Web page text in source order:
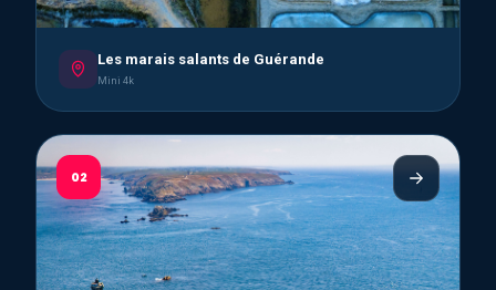
Les marais salants de Guérande
Mini 4k
02